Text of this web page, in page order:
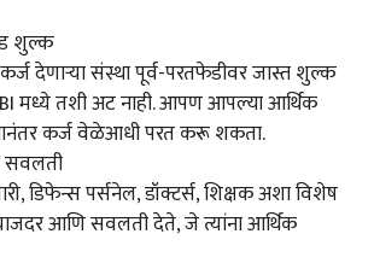
शुल्क
देणाऱ्या संस्था पूर्व-परतफेडीवर जास्त शुल्क
मध्ये तशी अट नाही. आपण आपल्या आर्थिक
कर्ज वेळेआधी परत करू शकता.
सवलती
डिफेन्स पर्सनेल, डॉक्टर्स, शिक्षक अशा विशेष
आणि सवलती देते, जे त्यांना आर्थिक